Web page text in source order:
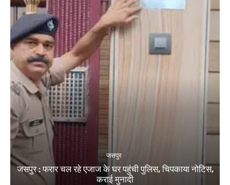
जसपुर
जसपुर : फरार चल रहे एजाज के घर पहुंची पुलिस, चिपकाया नोटिस,
कराई मुनादी